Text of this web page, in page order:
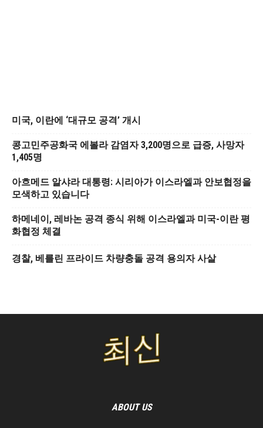
미국, 이란에 ‘대규모 공격’ 개시
콩고민주공화국 에볼라 감염자 3,200명으로 급증, 사망자
1,405명
아흐메드 알샤라 대통령: 시리아가 이스라엘과 안보협정을
모색하고 있습니다
하메네이, 레바논 공격 종식 위해 이스라엘과 미국-이란 평
화협정 체결
경찰, 베를린 프라이드 차량충돌 공격 용의자 사살
ABOUT US